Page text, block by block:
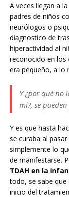
A veces llegan a
padres de niños
neurólogos o
diagnostico de
hiperactividad al
reconocido en los
era pequeño, a lo
Y ¿por qué no
mí?, se
Y es que hasta
se curaba al
simplemente lo
de manifestarse.
TDAH en la
todo, se sabe
inicio del